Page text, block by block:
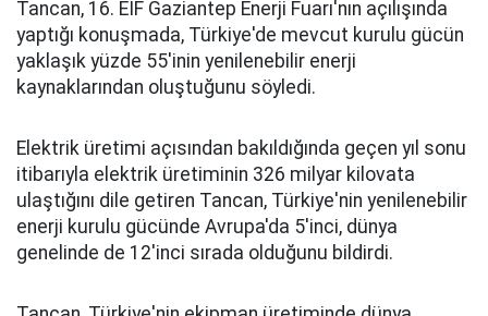
Tancan, 16. EIF Gaziantep Enerji Fuarı'nın açılışında
yaptığı konuşmada, Türkiye'de mevcut kurulu gücün
yaklaşık yüzde 55'inin yenilenebilir enerji
kaynaklarından oluştuğunu söyledi.
Elektrik üretimi açısından bakıldığında geçen yıl sonu
itibarıyla elektrik üretiminin 326 milyar kilovata
ulaştığını dile getiren Tancan, Türkiye'nin yenilenebilir
enerji kurulu gücünde Avrupa'da 5'inci, dünya
genelinde de 12'inci sırada olduğunu bildirdi.